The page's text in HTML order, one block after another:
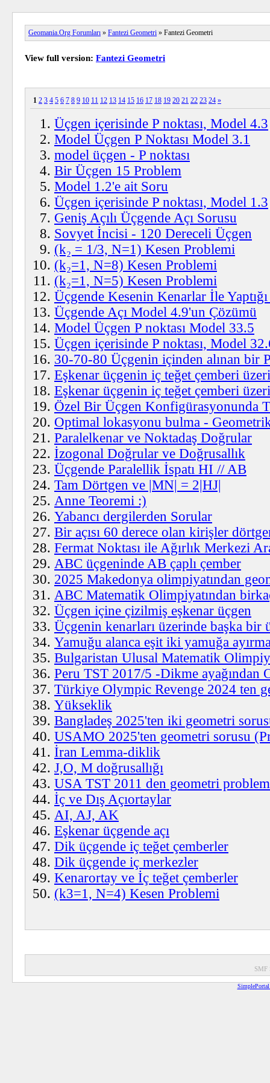
Geomania.Org Forumları » Fantezi Geometri » Fantezi Geometri
View full version: Fantezi Geometri
1 2 3 4 5 6 7 8 9 10 11 12 13 14 15 16 17 18 19 20 21 22 23 24 »
Üçgen içerisinde P noktası, Model 4.3
Model Üçgen P Noktası Model 3.1
model üçgen - P noktası
Bir Üçgen 15 Problem
Model 1.2'e ait Soru
Üçgen içerisinde P noktası, Model 1.3
Geniş Açılı Üçgende Açı Sorusu
Sovyet İncisi - 120 Dereceli Üçgen
(k₂ = 1/3, N=1) Kesen Problemi
(k₂=1, N=8) Kesen Problemi
(k₂=1, N=5) Kesen Problemi
Üçgende Kesenin Kenarlar İle
Üçgende Açı Model 4.9'un Çözümü
Model Üçgen P noktası Model 33.5
Üçgen içerisinde P noktası, Model
30-70-80 Üçgenin içinden alınan bir
Eşkenar üçgenin iç teğet çemberi
Eşkenar üçgenin iç teğet çemberi
Özel Bir Üçgen Konfigürasyonunda
Optimal lokasyonu bulma -
Paralelkenar ve Noktadaş Doğrular
İzogonal Doğrular ve Doğrusallık
Üçgende Paralellik İspatı HI // AB
Tam Dörtgen ve |MN| = 2|HJ|
Anne Teoremi :)
Yabancı dergilerden Sorular
Bir açısı 60 derece olan kirişler
Fermat Noktası ile Ağırlık Merkezi
ABC üçgeninde AB çaplı çember
2025 Makedonya olimpiyatından
ABC Matematik Olimpiyatından
Üçgen içine çizilmiş eşkenar üçgen
Üçgenin kenarları üzerinde başka bir
Yamuğu alanca eşit iki yamuğa
Bulgaristan Ulusal Matematik
Peru TST 2017/5 -Dikme ayağından
Türkiye Olympic Revenge 2024 ten
Yükseklik
Bangladeş 2025'ten iki geometri
USAMO 2025'ten geometri sorusu
İran Lemma-diklik
J,O, M doğrusallığı
USA TST 2011 den geometri
İç ve Dış Açıortaylar
AI, AJ, AK
Eşkenar üçgende açı
Dik üçgende iç teğet çemberler
Dik üçgende iç merkezler
Kenarortay ve İç teğet çemberler
(k3=1, N=4) Kesen Problemi
SMF